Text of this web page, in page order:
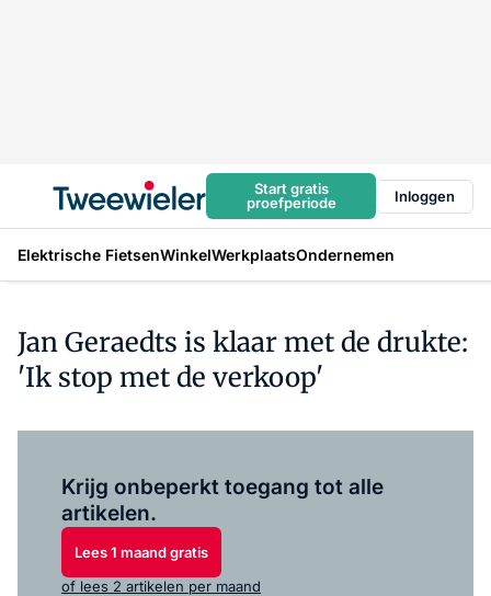
Start gratis
proefperiode
Inloggen
Elektrische FietsenWinkelWerkplaatsOndernemen
Jan Geraedts is klaar met de drukte:
'Ik stop met de verkoop'
Krijg onbeperkt toegang tot alle
artikelen.
Lees 1 maand gratis
of lees 2 artikelen per maand